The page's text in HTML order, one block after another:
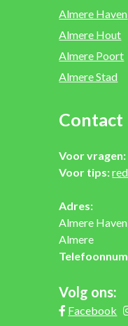
Almere Haven
Almere Hout
Almere Poort
Almere Stad
Contact
Voor vragen:
Voor tips:
Adres:
Almere
Almere
Volg ons:
Facebook